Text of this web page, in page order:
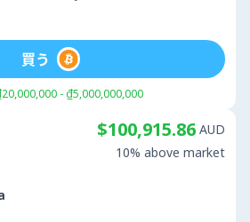
- ₫5,000,000,000
買う
$100,915.86 AUD
10% above market